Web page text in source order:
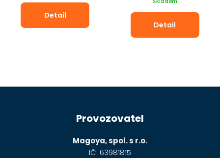
Detail
Detail
Provozovatel
Magoya, spol. s r.o.
IČ: 63981815